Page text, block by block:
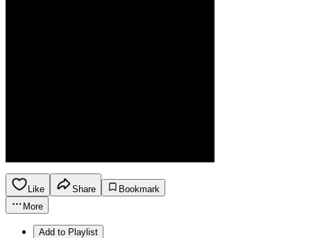
Like Share
Bookmark
More
Add to Playlist